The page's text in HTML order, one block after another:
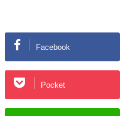
Facebook
Pocket